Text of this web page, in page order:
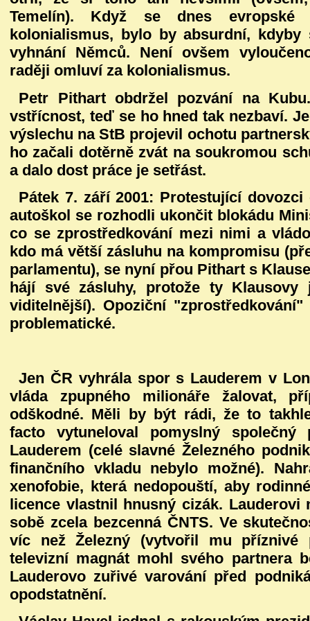
Temelín). Když se dnes evropské
kolonialismus, bylo by absurdní,
vyhnání Němců. Není ovšem
raději omluví za kolonialismus.
Petr Pithart obdržel pozvání na
vstřícnost, teď se ho hned tak nezbaví.
výslechu na StB projevil ochotu
ho začali dotěrně zvát na soukromou
a dalo dost práce je setřást.
Pátek 7. září 2001: Protestující dovozci
autoškol se rozhodli ukončit blokádu
co se zprostředkování mezi nimi a
kdo má větší zásluhu na kompromisu
parlamentu), se nyní přou Pithart s
hájí své zásluhy, protože ty
viditelnější). Opoziční
problematické.
Jen ČR vyhrála spor s Lauderem v
vláda zpupného milionáře žalovat,
odškodné. Měli by být rádi, že to
facto vytuneloval pomyslný
Lauderem (celé slavné Železného
finančního vkladu nebylo možné).
xenofobie, která nedopouští, aby
licence vlastnil hnusný cizák. Lauderovi
sobě zcela bezcenná ČNTS. Ve
víc než Železný (vytvořil mu příznivé
televizní magnát mohl svého partnera
Lauderovo zuřivé varování před
opodstatnění.